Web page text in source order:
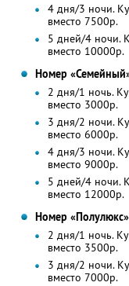
4 дня/3 ночи.
вместо 7500р.
5 дней/4 ночи.
вместо 10000р.
Номер
2 дня/1 ночь.
вместо 3000р.
3 дня/2 ночи.
вместо 6000р.
4 дня/3 ночи.
вместо 9000р.
5 дней/4 ночи.
вместо 12000р.
Номер «Полулюкс»
2 дня/1 ночь.
вместо 3500р.
3 дня/2 ночи.
вместо 7000р.